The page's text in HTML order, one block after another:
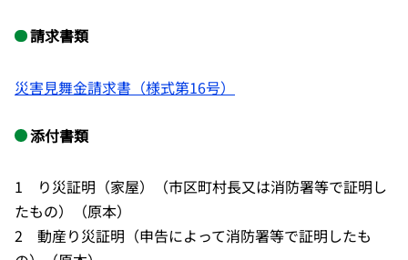
請求書類
災害見舞金請求書（様式第16号）
添付書類
1 り災証明（家屋）（市区町村長又は消防署等で証明し
たもの）（原本）
2 動産り災証明（申告によって消防署等で証明したも